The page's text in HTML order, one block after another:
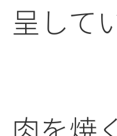
呈して